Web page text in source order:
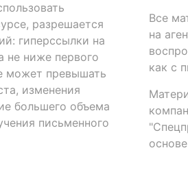
разрешается
гиперссылки на
не ниже первого
может превышать
изменения
большего объема
письменного
Все
на
как с